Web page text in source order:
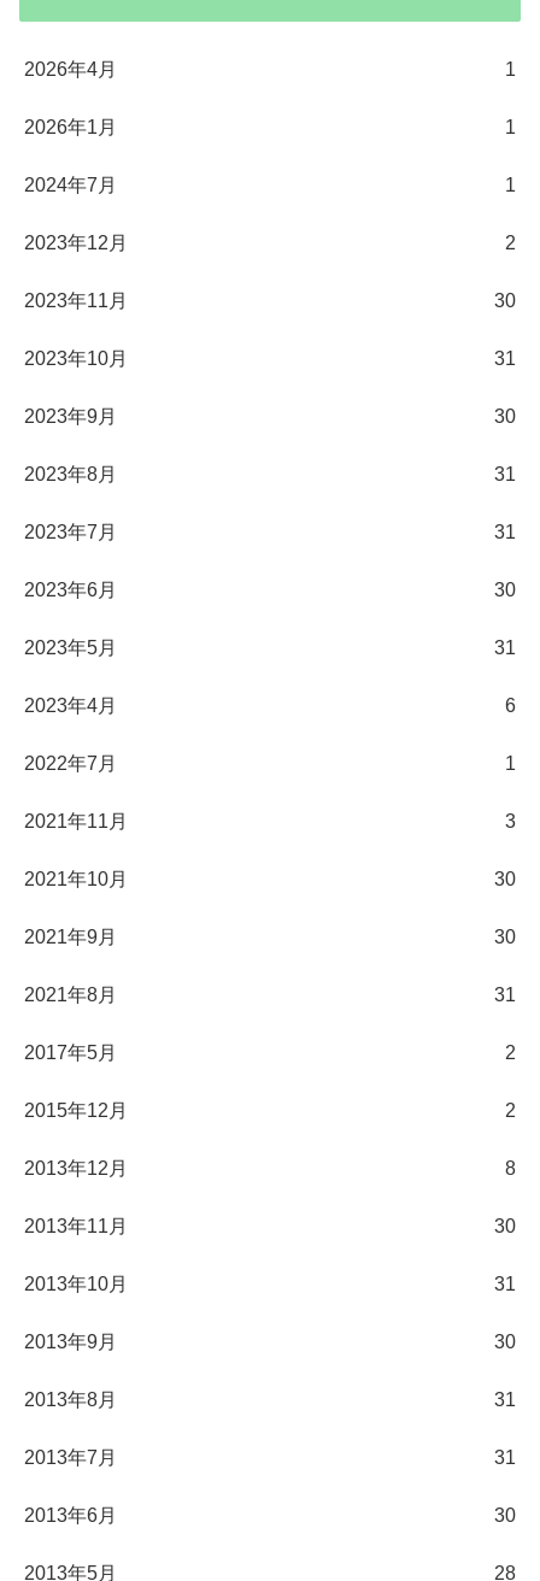
2026年4月 1
2026年1月 1
2024年7月 1
2023年12月 2
2023年11月 30
2023年10月 31
2023年9月 30
2023年8月 31
2023年7月 31
2023年6月 30
2023年5月 31
2023年4月 6
2022年7月 1
2021年11月 3
2021年10月 30
2021年9月 30
2021年8月 31
2017年5月 2
2015年12月 2
2013年12月 8
2013年11月 30
2013年10月 31
2013年9月 30
2013年8月 31
2013年7月 31
2013年6月 30
2013年5月 28